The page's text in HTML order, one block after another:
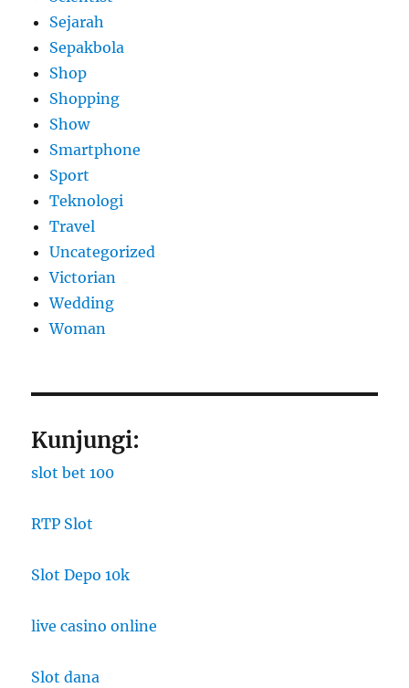
Sejarah
Sepakbola
Shop
Shopping
Show
Smartphone
Sport
Teknologi
Travel
Uncategorized
Victorian
Wedding
Woman
Kunjungi:
slot bet 100
RTP Slot
Slot Depo 10k
live casino online
Slot dana